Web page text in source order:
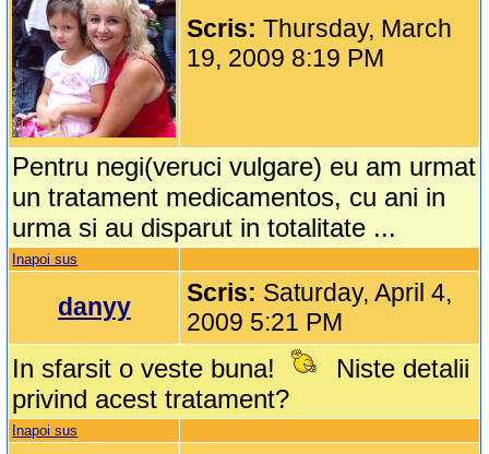
Scris:Thursday, March
19, 2009 8:19 PM
Pentru negi(veruci vulgare) eu am urmat
un tratament medicamentos, cu ani in
urma si au disparut in totalitate ...
Inapoi sus
danyy Scris: Saturday, April 4,
2009 5:21 PM
In sfarsit o veste buna!
Niste detalii
privind acest tratament?
Inapoi sus